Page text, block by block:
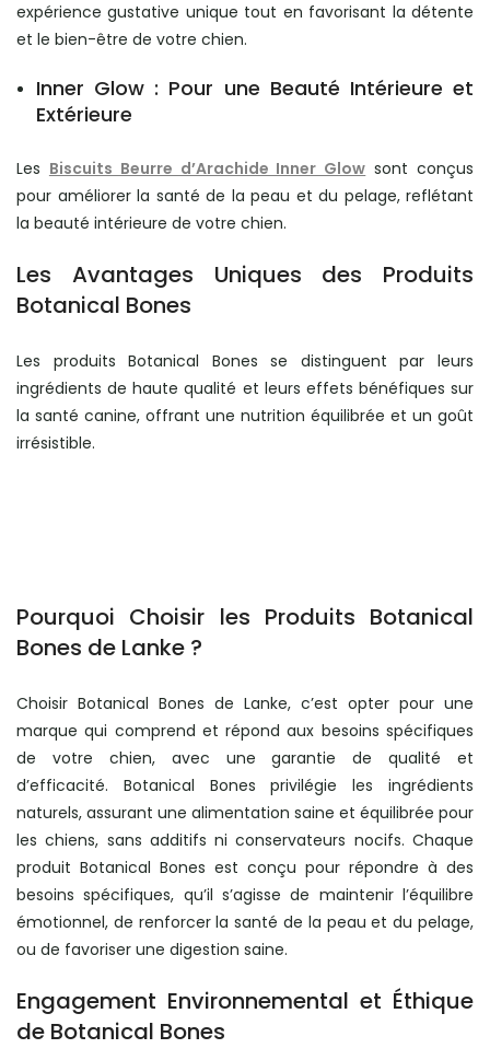
expérience gustative unique tout en favorisant la détente
et le bien-être de votre chien.
Inner Glow : Pour une Beauté Intérieure et
Extérieure
Les Biscuits Beurre d’Arachide Inner Glow sont conçus
pour améliorer la santé de la peau et du pelage, reflétant
la beauté intérieure de votre chien.
Les Avantages Uniques des Produits
Botanical Bones
Les produits Botanical Bones se distinguent par leurs
ingrédients de haute qualité et leurs effets bénéfiques sur
la santé canine, offrant une nutrition équilibrée et un goût
irrésistible.
Pourquoi Choisir les Produits Botanical
Bones de Lanke ?
Choisir Botanical Bones de Lanke, c’est opter pour une
marque qui comprend et répond aux besoins spécifiques
de votre chien, avec une garantie de qualité et
d’efficacité. Botanical Bones privilégie les ingrédients
naturels, assurant une alimentation saine et équilibrée pour
les chiens, sans additifs ni conservateurs nocifs. Chaque
produit Botanical Bones est conçu pour répondre à des
besoins spécifiques, qu’il s’agisse de maintenir l’équilibre
émotionnel, de renforcer la santé de la peau et du pelage,
ou de favoriser une digestion saine.
Engagement Environnemental et Éthique
de Botanical Bones